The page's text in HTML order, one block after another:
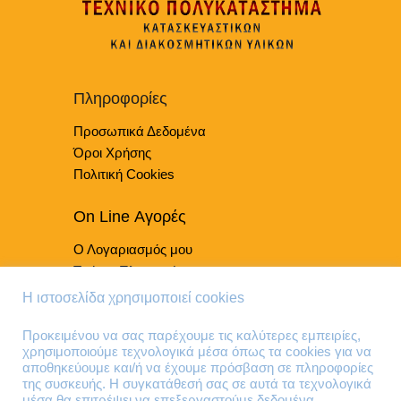
Οι
επιλογές
μπορούν
Πληροφορίες
Προσωπικά Δεδομένα
Όροι Χρήσης
Πολιτική Cookies
On Line Αγορές
Ο Λογαριασμός μου
Τρόποι Πληρωμής
Τρόποι Παράδοσης
Τηλέφωνα Επικοινωνίας
210 41 13 636
Η ιστοσελίδα χρησιμοποιεί cookies
Προκειμένου να σας παρέχουμε τις καλύτερες εμπειρίες,
χρησιμοποιούμε τεχνολογικά μέσα όπως τα cookies για να
αποθηκεύουμε και/ή να έχουμε πρόσβαση σε πληροφορίες
της συσκευής. Η συγκατάθεσή σας σε αυτά τα τεχνολογικά